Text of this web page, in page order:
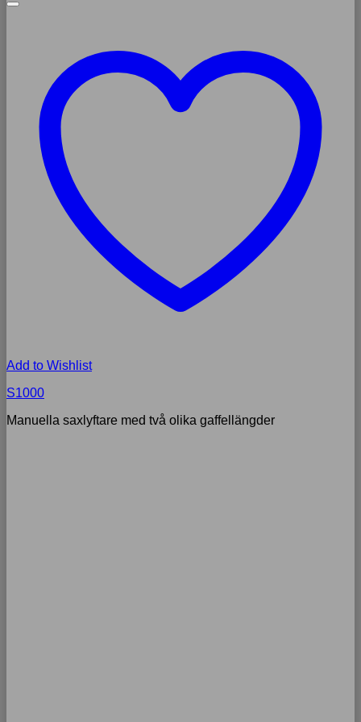
Add to Wishlist
S1000
Manuella saxlyftare med två olika gaffellängder